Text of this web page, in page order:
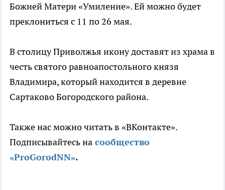
Божией Матери «Умиление». Ей можно будет
преклониться с 11 по 26 мая.
В столицу Приволжья икону доставят из храма в
честь святого равноапостольного князя
Владимира, который находится в деревне
Сартаково Богородского района.
Также нас можно читать в «ВКонтакте».
Подписывайтесь на сообщество
«ProGorodNN».